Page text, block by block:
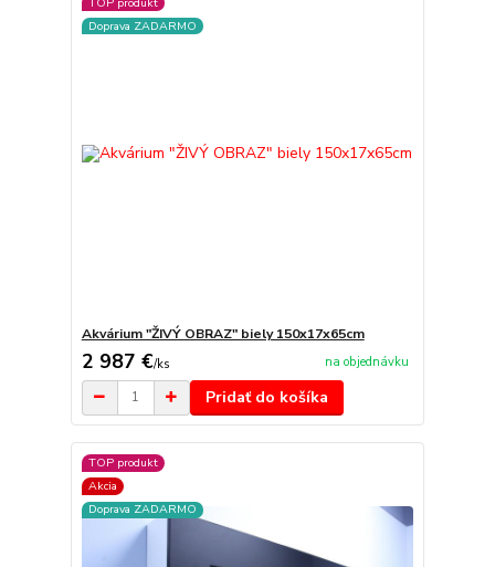
Doprava ZADARMO
Akvárium "ŽIVÝ OBRAZ" biely 150x17x65cm
2 987 €/ks na objednávku
Pridať do košíka
TOP produkt
Akcia
Doprava ZADARMO